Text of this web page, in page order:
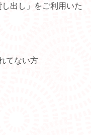
出し」をご利用いた
てない方